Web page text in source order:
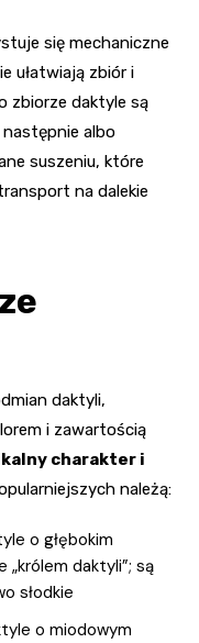
się mechaniczne
ułatwiają zbiór i
zbiorze daktyle są
albo
suszeniu, które
na dalekie
daktyli,
i zawartością
charakter i
należą:
o głębokim
„królem daktyli”; są
słodkie
o miodowym